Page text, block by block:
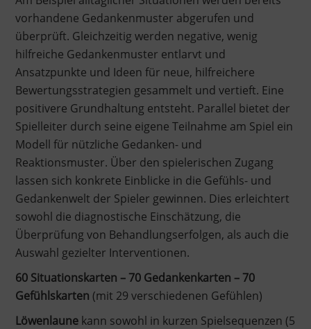
vorhandene Gedankenmuster abgerufen und
überprüft. Gleichzeitig werden negative, wenig
hilfreiche Gedankenmuster entlarvt und
Ansatzpunkte und Ideen für neue, hilfreichere
Bewertungsstrategien gesammelt und vertieft. Eine
positivere Grundhaltung entsteht. Parallel bietet der
Spielleiter durch seine eigene Teilnahme am Spiel ein
Modell für nützliche Gedanken- und
Reaktionsmuster. Über den spielerischen Zugang
lassen sich konkrete Einblicke in die Gefühls- und
Gedankenwelt der Spieler gewinnen. Dies erleichtert
sowohl die diagnostische Einschätzung, die
Überprüfung von Behandlungserfolgen, als auch die
Auswahl gezielter Interventionen.
60 Situationskarten – 70 Gedankenkarten – 70
Gefühlskarten (mit 29 verschiedenen Gefühlen)
Löwenlaune kann sowohl in kurzen Spielsequenzen (5